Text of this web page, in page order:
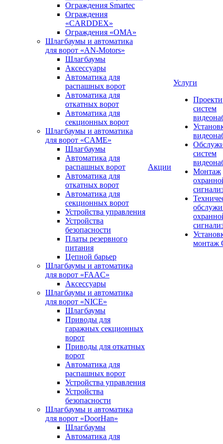
Ограждения Smartec
Ограждения
«CARDDEX»
Ограждения «ОМА»
Шлагбаумы и автоматика
для ворот «AN-Motors»
Шлагбаумы
Аксессуары
Автоматика для
распашных ворот
Автоматика для
откатных ворот
Автоматика для
секционных ворот
Шлагбаумы и автоматика
для ворот «CAME»
Шлагбаумы
Автоматика для
распашных ворот
Автоматика для
откатных ворот
Автоматика для
секционных ворот
Устройства управления
Устройства
безопасности
Платы резервного
питания
Цепной барьер
Шлагбаумы и автоматика
для ворот «FAAC»
Аксессуары
Шлагбаумы и автоматика
для ворот «NICE»
Шлагбаумы
Приводы для
гаражных секционных
ворот
Приводы для откатных
ворот
Автоматика для
распашных ворот
Устройства управления
Устройства
безопасности
Шлагбаумы и автоматика
для ворот «DoorHan»
Шлагбаумы
Автоматика для
Акции
Услуги
систем
систем
Монтаж
монтаж